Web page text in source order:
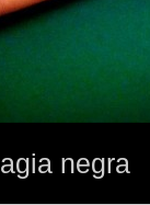
negra